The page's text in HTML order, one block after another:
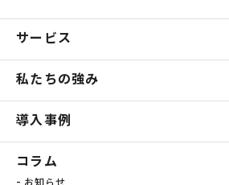
サービス
私たちの強み
導入事例
コラム
- お知らせ